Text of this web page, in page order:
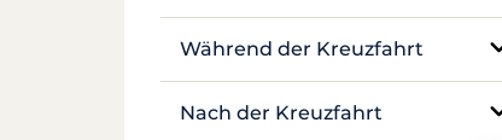
Buchung und Verfügbarkeit
Während der Kreuzfahrt
Vor-Ort-Betreuung
Nach der Kreuzfahrt